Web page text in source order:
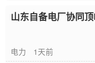
山东自备电厂协同
电力 1天前